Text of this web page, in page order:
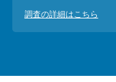
調査の詳細はこちら